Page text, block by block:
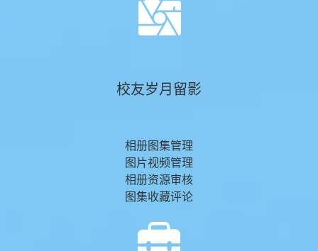
校友岁月留影
相册图集管理
图片视频管理
相册资源审核
图集收藏评论